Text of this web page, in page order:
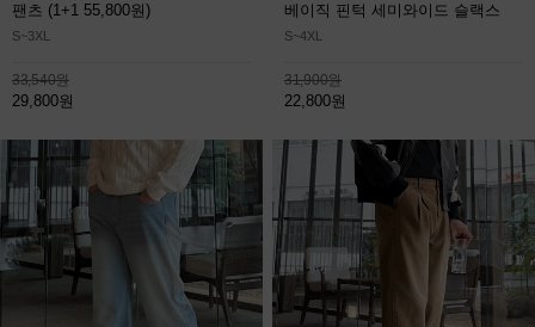
팬츠 (1+1 55,800원)
S~3XL
33,540원
29,800원
베이직 핀턱 세미와이드 슬랙스
S~4XL
31,900원
22,800원